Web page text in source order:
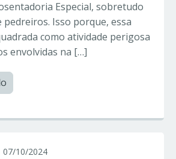
Especial, sobretudo
pedreiros. Isso porque, essa
como atividade perigosa
envolvidas na […]
07/10/2024